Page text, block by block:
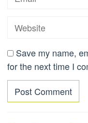
Save my name,
for the next time I